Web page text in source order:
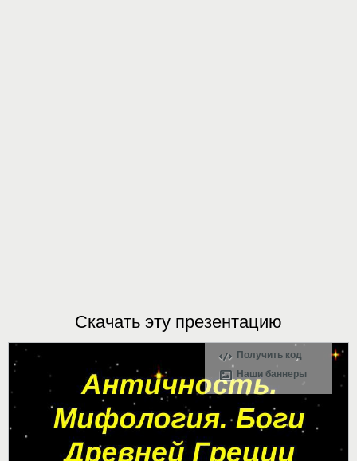
Скачать эту презентацию
Получить код
Наши баннеры